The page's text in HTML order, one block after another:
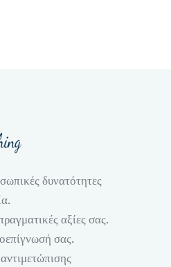
δυνατότητες
αξίες σας.
σας.